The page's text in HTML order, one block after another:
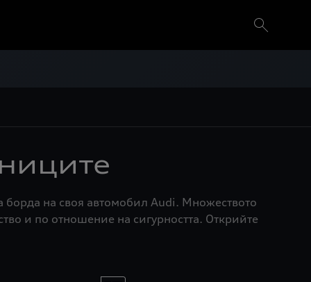
на своя автомобил Audi. Множеството
и по отношение на сигурността. Открийте